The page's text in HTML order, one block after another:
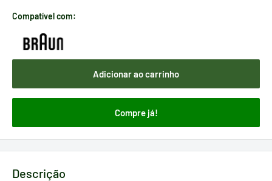
Compatível com:
Adicionar ao carrinho
Compre já!
Descrição